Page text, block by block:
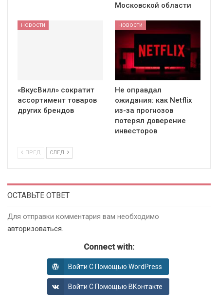
Московской области
НОВОСТИ
«ВкусВилл» сократит
ассортимент товаров
других брендов
НОВОСТИ
Не оправдал
ожидания: как Netflix
из-за прогнозов
потерял доверение
инвесторов
ПРЕД СЛЕД
ОСТАВЬТЕ ОТВЕТ
Для отправки комментария вам необходимо
авторизоваться.
Connect with:
Войти С Помощью WordPress
Войти С Помощью ВКонтакте